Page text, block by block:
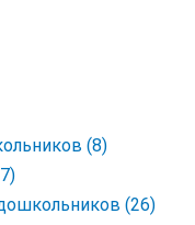
(8)
(26)